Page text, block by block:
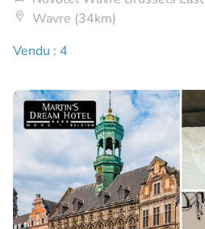
Wavre (34km)
Vendu : 4